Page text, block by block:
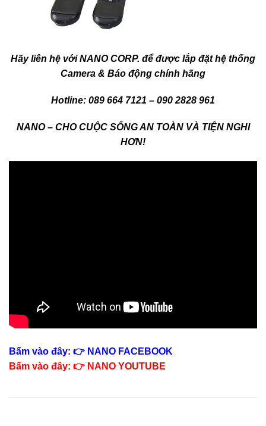
Hãy liên hệ với NANO CORP. để được lắp đặt hệ thống
Camera & Báo động chính hãng
Hotline: 089 664 7121 – 090 2828 961
NANO – CHO CUỘC SỐNG AN TOÀN VÀ TIỆN NGHI
HƠN!
Bấm vào đây: 👉 NANO FACEBOOK
Bấm vào đây: 👉 NANO YOUTUBE